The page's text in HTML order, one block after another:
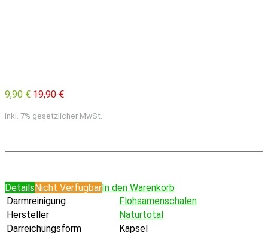
9,90 € 19,90 €
inkl. 7% gesetzlicher MwSt.
DetailsNicht VerfügbarIn den Warenkorb
Darmreinigung
Flohsamenschalen
Hersteller
Naturtotal
Darreichungsform
Kapsel